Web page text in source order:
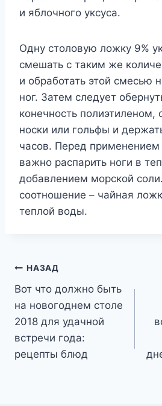
и яблочного уксуса.
Одну столовую ложку 9%
смешать с таким же
и обработать этой смесью
ног. Затем следует
конечность полиэтиленом,
носки или гольфы и
часов. Перед применением
важно распарить ноги в
добавлением морской
соотношение – чайная
теплой воды.
Навигация
по
записям
НАЗАД
Вот что должно быть
на новогоднем столе
2018 для удачной
встречи года:
рецепты блюд